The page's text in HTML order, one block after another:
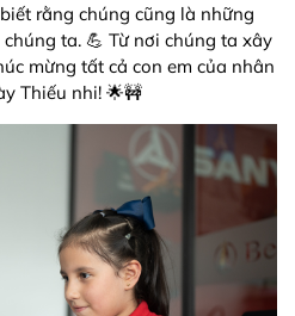
rằng chúng cũng là những
ta. 💪 Từ nơi chúng ta xây
mừng tất cả con em của nhân
Thiếu nhi! 🌟🚧